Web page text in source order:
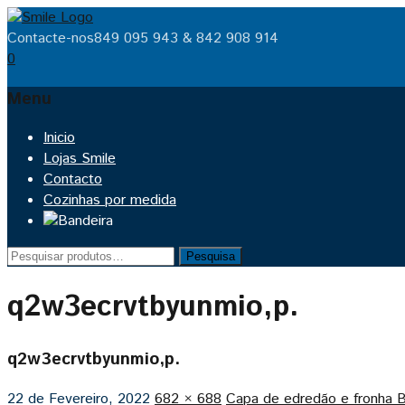
Contacte-nos849 095 943 & 842 908 914
0
Menu
Skip
content
Inicio
Lojas Smile
Contacto
Cozinhas por medida
Pesquisar
Pesquisa
q2w3ecrvtbyunmio,p.
q2w3ecrvtbyunmio,p.
22 de Fevereiro, 2022 682 × 688 Capa de edredão e fronha